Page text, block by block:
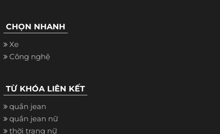
CHỌN NHANH
Xe
Công nghệ
TỪ KHÓA LIÊN KẾT
quần jean
quần jean nữ
thời trang nữ